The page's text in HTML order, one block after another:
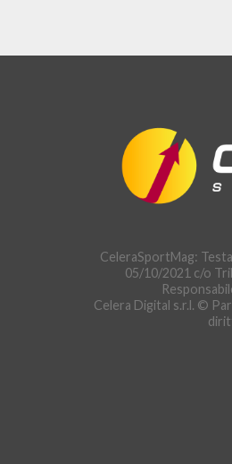
CeleraSportMag:
05/10/2021 c/o
Celera Digital s.r.l. ©